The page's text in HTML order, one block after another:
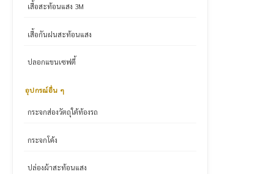
เสื้อสะท้อนแสง 3M
เสื้อกันฝนสะท้อนแสง
ปลอกแขนเซฟตี้
อุปกรณ์อื่น ๆ
กระจกส่องวัตถุใต้ท้องรถ
กระจกโค้ง
ปล่องผ้าสะท้อนแสง